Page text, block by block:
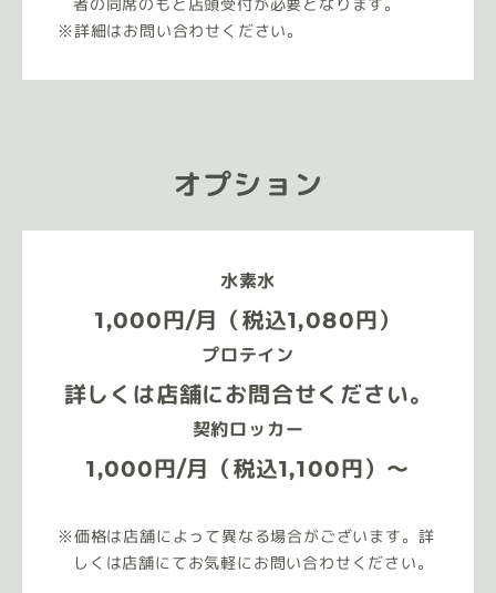
者の同席のもと店頭受付が必要となります。
詳細はお問い合わせください。
オプション
水素水
1,000円/月（税込1,080円）
プロテイン
詳しくは店舗にお問合せください。
契約ロッカー
1,000円/月（税込1,100円）～
価格は店舗によって異なる場合がございます。詳
しくは店舗にてお気軽にお問い合わせください。